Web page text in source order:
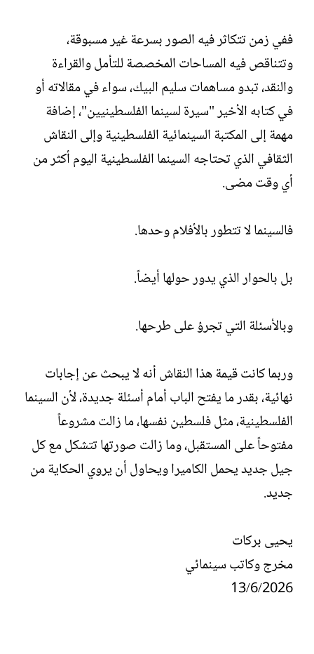
ففي زمن تتكاثر فيه الصور بسرعة غير مسبوقة،
وتتناقص فيه المساحات المخصصة للتأمل والقراءة
والنقد، تبدو مساهمات سليم البيك، سواء في مقالاته أو
في كتابه الأخير "سيرة لسينما الفلسطينيين"، إضافة
مهمة إلى المكتبة السينمائية الفلسطينية وإلى النقاش
الثقافي الذي تحتاجه السينما الفلسطينية اليوم أكثر من
أي وقت مضى.
فالسينما لا تتطور بالأفلام وحدها.
بل بالحوار الذي يدور حولها أيضاً.
وبالأسئلة التي تجرؤ على طرحها.
وربما كانت قيمة هذا النقاش أنه لا يبحث عن إجابات
نهائية، بقدر ما يفتح الباب أمام أسئلة جديدة، لأن السينما
الفلسطينية، مثل فلسطين نفسها، ما زالت مشروعاً
مفتوحاً على المستقبل، وما زالت صورتها تتشكل مع كل
جيل جديد يحمل الكاميرا ويحاول أن يروي الحكاية من
جديد.
يحيى بركات
مخرج وكاتب سينمائي
13/6/2026